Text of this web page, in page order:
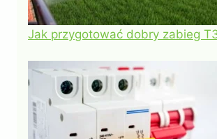
Jak przygotować dobry zabieg